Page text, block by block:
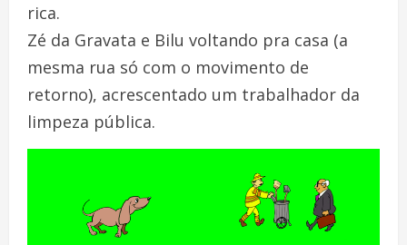
rica.
Zé da Gravata e Bilu voltando pra casa (a
mesma rua só com o movimento de
retorno), acrescentado um trabalhador da
limpeza pública.